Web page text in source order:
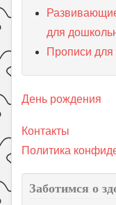
для
Прописи для
День рождения
Контакты
Политика
Заботимся о